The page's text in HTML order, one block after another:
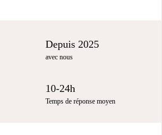
Depuis 2025
avec nous
10-24h
Temps de réponse moyen